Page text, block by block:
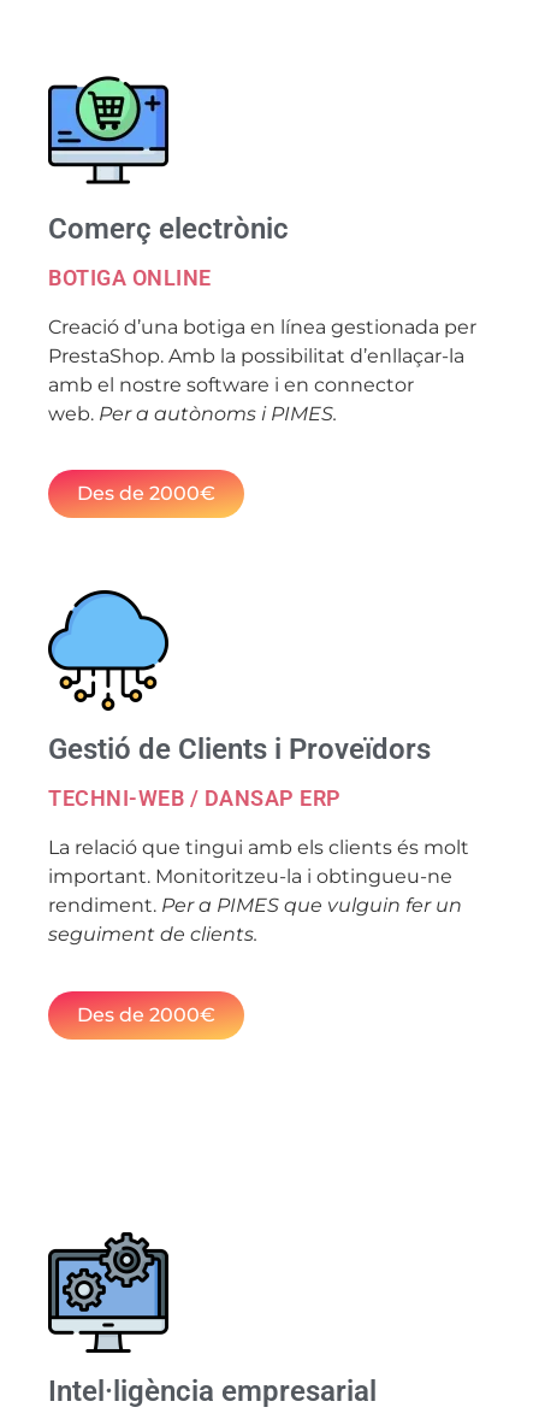
Comerç electrònic
BOTIGA ONLINE
Creació d’una botiga en línea gestionada per
PrestaShop. Amb la possibilitat d’enllaçar-la
amb el nostre software i en connector
web. Per a autònoms i PIMES.
Des de 2000€
Gestió de Clients i Proveïdors
TECHNI-WEB / DANSAP ERP
La relació que tingui amb els clients és molt
important. Monitoritzeu-la i obtingueu-ne
rendiment. Per a PIMES que vulguin fer un
seguiment de clients.
Des de 2000€
Intel·ligència empresarial